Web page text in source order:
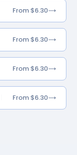
From $6.30
From $6.30
From $6.30
From $6.30